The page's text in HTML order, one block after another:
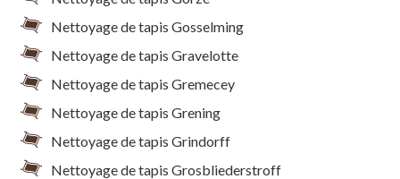
Nettoyage de tapis Gosselming
Nettoyage de tapis Gravelotte
Nettoyage de tapis Gremecey
Nettoyage de tapis Grening
Nettoyage de tapis Grindorff
Nettoyage de tapis Grosbliederstroff